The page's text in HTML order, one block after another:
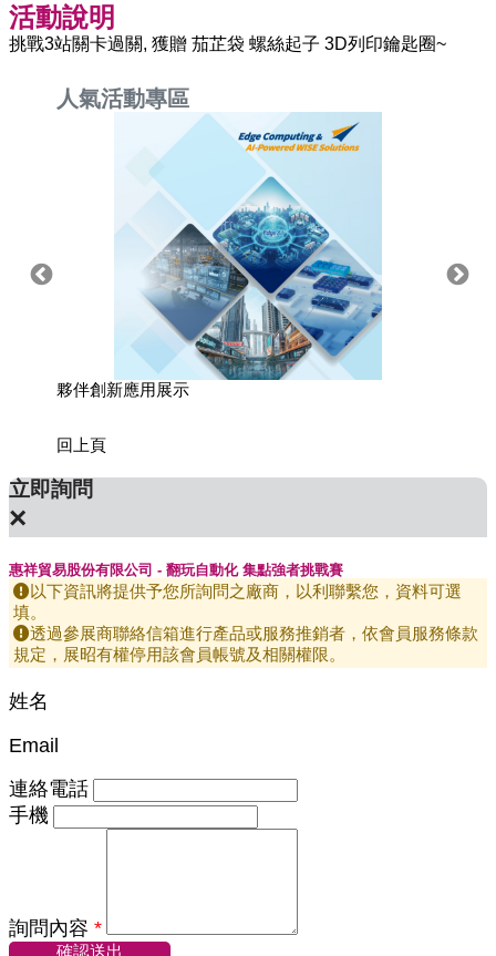
活動說明
挑戰3站關卡過關, 獲贈 茄芷袋 螺絲起子 3D列印鑰匙圈~
人氣活動專區
夥伴創新應用展示
回上頁
立即詢問
×
惠祥貿易股份有限公司 - 翻玩自動化 集點強者挑戰賽
以下資訊將提供予您所詢問之廠商，以利聯繫您，資料可選
填。
透過參展商聯絡信箱進行產品或服務推銷者，依會員服務條款
規定，展昭有權停用該會員帳號及相關權限。
姓名
Email
連絡電話
手機
詢問內容 *
確認送出